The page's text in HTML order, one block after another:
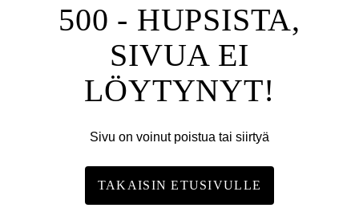
500 - HUPSISTA,
SIVUA EI
LÖYTYNYT!
Sivu on voinut poistua tai siirtyä
TAKAISIN ETUSIVULLE